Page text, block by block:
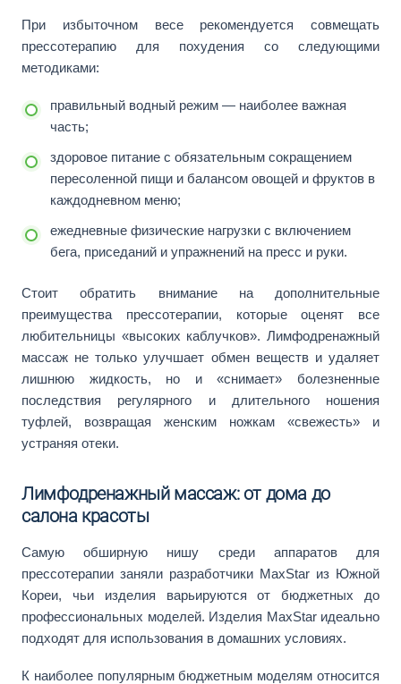
При избыточном весе рекомендуется совмещать
прессотерапию для похудения со следующими
методиками:
правильный водный режим — наиболее важная
часть;
здоровое питание с обязательным сокращением
пересоленной пищи и балансом овощей и фруктов в
каждодневном меню;
ежедневные физические нагрузки с включением
бега, приседаний и упражнений на пресс и руки.
Стоит обратить внимание на дополнительные
преимущества прессотерапии, которые оценят все
любительницы «высоких каблучков». Лимфодренажный
массаж не только улучшает обмен веществ и удаляет
лишнюю жидкость, но и «снимает» болезненные
последствия регулярного и длительного ношения
туфлей, возвращая женским ножкам «свежесть» и
устраняя отеки.
Лимфодренажный массаж: от дома до
салона красоты
Самую обширную нишу среди аппаратов для
прессотерапии заняли разработчики MaxStar из Южной
Кореи, чьи изделия варьируются от бюджетных до
профессиональных моделей. Изделия MaxStar идеально
подходят для использования в домашних условиях.
К наиболее популярным бюджетным моделям относится